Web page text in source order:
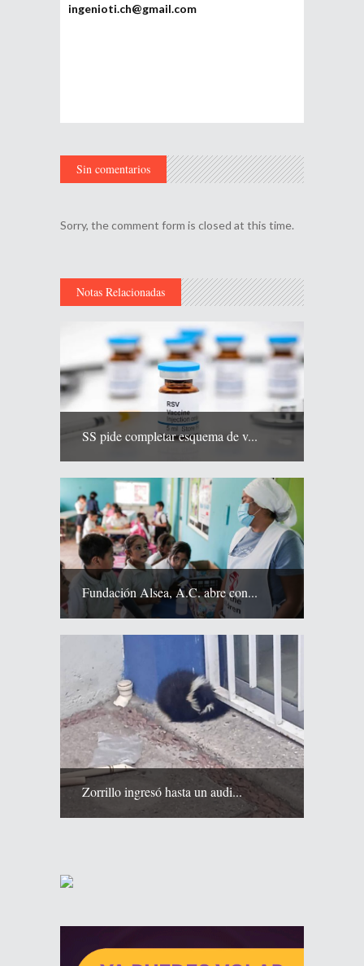
ingenioti.ch@gmail.com
Sin comentarios
Sorry, the comment form is closed at this time.
Notas Relacionadas
SS pide completar esquema de v...
Fundación Alsea, A.C. abre con...
Zorrillo ingresó hasta un audi...